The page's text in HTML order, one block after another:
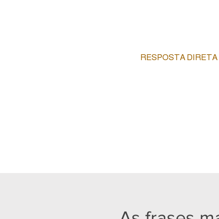
RESPOSTA DIRETA